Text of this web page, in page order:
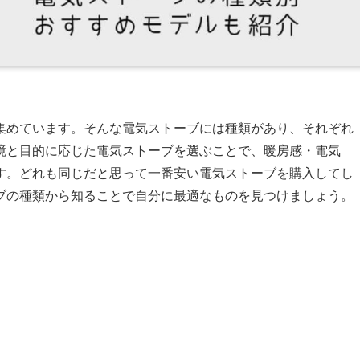
ています。そんな電気ストーブには種類があり、それぞれ
目的に応じた電気ストーブを選ぶことで、暖房感・電気
どれも同じだと思って一番安い電気ストーブを購入してし
種類から知ることで自分に最適なものを見つけましょう。